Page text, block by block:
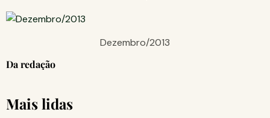
Dezembro/2013
Da redação
Mais lidas